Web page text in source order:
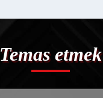
Temas etmek